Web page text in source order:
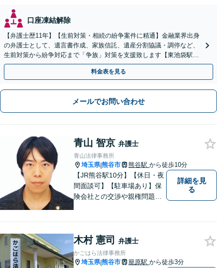
口座凍結解除
【弁護士歴11年】【生前対策・相続の紛争案件に精通】金融業界出身
の弁護士として、遺言書作成、家族信託、遺産分割協議・調停など、
生前対策から紛争対応まで「争族」対策を支援致します【東池袋駅2
分】【初回面談無料】
料金表を見る
メールでお問い合わせ
青山 智京 弁護士
青山法律事務所
埼玉県|熊谷市 熊谷駅 から徒歩10分
【JR熊谷駅10分】【休日・夜
間面談可】【駐車場あり】保
険会社との交渉や親権問題、
が高い」と感じる方も、まず
はお気持ちをお聞かせくださ
い。
詳細を見
る
木村 憲司 弁護士
かごはら法律事務所
埼玉県|熊谷市 籠原駅 から徒歩3分